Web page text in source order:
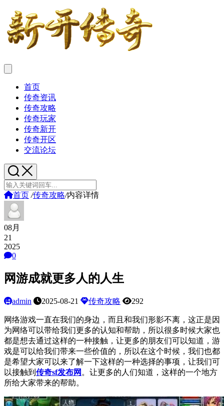
首页
传奇资讯
传奇攻略
传奇玩家
传奇新开
传奇开区
交流论坛
首页 /传奇攻略/内容详情
08月
21
2025
0
网游成就更多人的人生
admin 2025-08-21 传奇攻略 292
网络游戏一直在我们的身边，而且和我们形影不离，这正是因
为网络可以带给我们更多的认知和帮助，所以很多时候大家也
都是想去通过这样的一种接触，让更多的朋友们可以知道，游
戏是可以给我们带来一些价值的，所以在这个时候，我们也都
是希望大家可以来了解一下这样的一种选择的事项，让我们可
以接触到 传奇sf发布网 。让更多的人们知道，这样的一个地方
所给大家带来的帮助。